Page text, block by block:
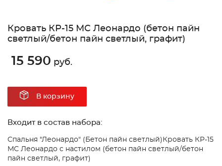
Кровать КР-15 МС Леонардо (бетон пайн
светлый/бетон пайн светлый, графит)
15 590 руб.
В корзину
Входит в состав набора:
Спальня "Леонардо" (Бетон пайн светлый) Кровать КР-15
МС Леонардо с настилом (бетон пайн светлый/бетон
пайн светлый, графит)